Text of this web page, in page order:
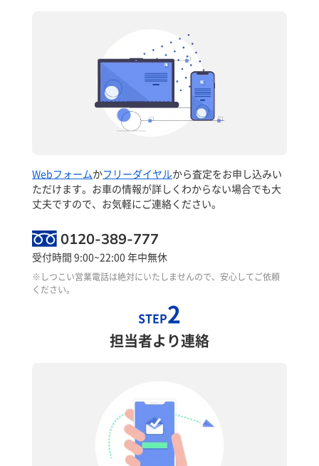
Webフォームかフリーダイヤルから査定をお申し込みい
ただけます。お車の情報が詳しくわからない場合でも大
丈夫ですので、お気軽にご連絡ください。
0120-389-777
受付時間 9:00~22:00 年中無休
※しつこい営業電話は絶対にいたしませんので、安心してご依頼
ください。
STEP2
担当者より連絡